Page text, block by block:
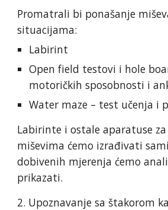
Promatrali bi ponašanje
situacijama:
Labirint
Open field testovi i hole
motoričkih sposobnosti i
Water maze – test učenja i
Labirinte i ostale aparatuse
miševima ćemo izrađivati
dobivenih mjerenja ćemo
prikazati.
2. Upoznavanje sa štakorom